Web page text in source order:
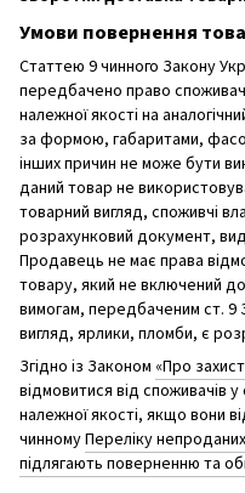
Умови повернення
Статтею 9 чинного Закону
передбачено право
належної якості на
за формою, габаритами,
інших причин не може бути
даний товар не
товарний вигляд, споживчі
розрахунковий документ,
Продавець не має права
товару, який не включений до
вимогам, передбаченим ст.
вигляд, ярлики, пломби, є
Згідно із Законом «Про
відмовитися від споживачів у
належної якості, якщо вони
чинномуПереліку
підлягають поверненню та